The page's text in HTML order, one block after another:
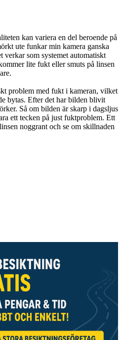
kan variera en del beroende på
ute funkar min kamera ganska
som systemet automatiskt
lite fukt eller smuts på linsen
problem med fukt i kameran, vilket
bytas. Efter det har bilden blivit
Så om bilden är skarp i dagsljus
ett tecken på just fuktproblem. Ett
noggrant och se om skillnaden